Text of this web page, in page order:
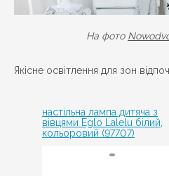
На фото
Якісне освітлення для зон
настільна лампа дитяча з
вівцями Eglo Lalelu білий,
кольоровий (97707)